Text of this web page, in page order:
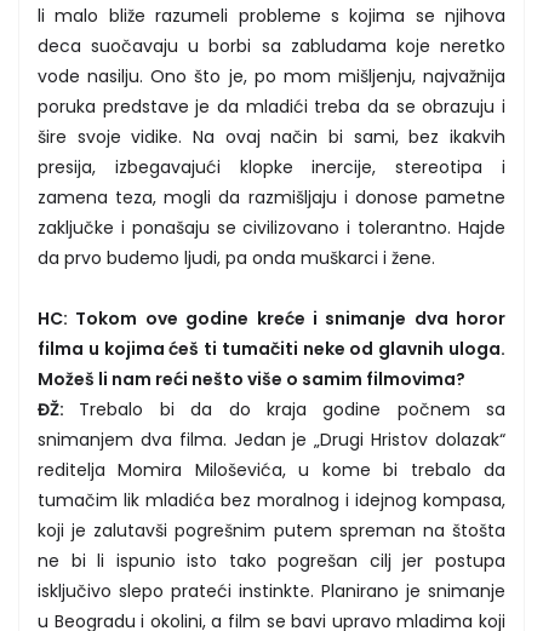
li malo bliže razumeli probleme s kojima se njihova
deca suočavaju u borbi sa zabludama koje neretko
vode nasilju. Ono što je, po mom mišljenju, najvažnija
poruka predstave je da mladići treba da se obrazuju i
šire svoje vidike. Na ovaj način bi sami, bez ikakvih
presija, izbegavajući klopke inercije, stereotipa i
zamena teza, mogli da razmišljaju i donose pametne
zaključke i ponašaju se civilizovano i tolerantno. Hajde
da prvo budemo ljudi, pa onda muškarci i žene.
HC: Tokom ove godine kreće i snimanje dva horor
filma u kojima ćeš ti tumačiti neke od glavnih uloga.
Možeš li nam reći nešto više o samim filmovima?
ĐŽ: Trebalo bi da do kraja godine počnem sa
snimanjem dva filma. Jedan je „Drugi Hristov dolazak“
reditelja Momira Miloševića, u kome bi trebalo da
tumačim lik mladića bez moralnog i idejnog kompasa,
koji je zalutavši pogrešnim putem spreman na štošta
ne bi li ispunio isto tako pogrešan cilj jer postupa
isključivo slepo prateći instinkte. Planirano je snimanje
u Beogradu i okolini, a film se bavi upravo mladima koji